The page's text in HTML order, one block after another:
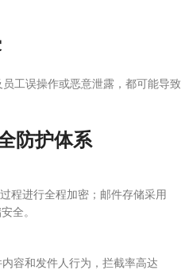
工误操作或恶意泄露，都可能导致
防护体系
程进行全程加密；邮件存储采用
全。
容和发件人行为，拦截率高达